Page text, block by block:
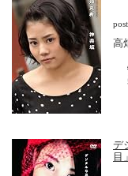
高
デ
目」